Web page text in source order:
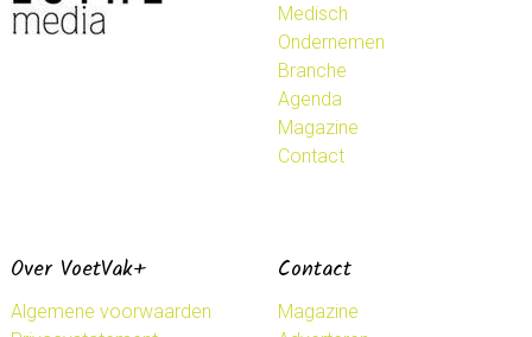
Medisch
Ondernemen
Branche
Agenda
Magazine
Contact
Over VoetVak+
Algemene voorwaarden
Contact
Magazine